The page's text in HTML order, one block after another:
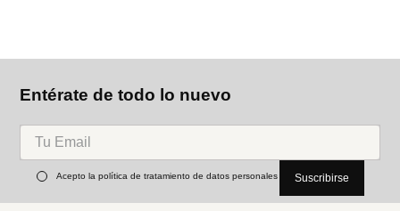
Entérate de todo lo nuevo
Acepto la política de tratamiento de datos personales Suscribirse